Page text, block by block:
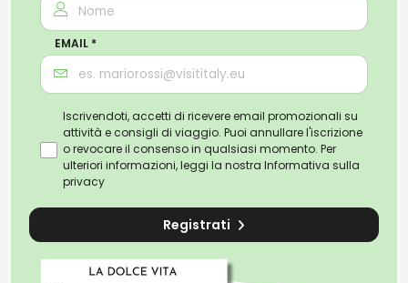
EMAIL *
Iscrivendoti, accetti di ricevere email promozionali su
attività e consigli di viaggio. Puoi annullare l'iscrizione
o revocare il consenso in qualsiasi momento. Per
ulteriori informazioni, leggi la nostra Informativa sulla
privacy
Registrati